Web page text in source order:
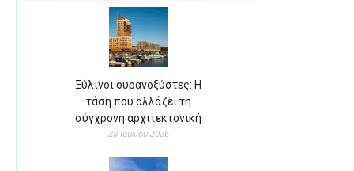
Ξύλινοι ουρανοξύστες: Η
τάση που αλλάζει τη
σύγχρονη αρχιτεκτονική
28 Ιουλίου 2026